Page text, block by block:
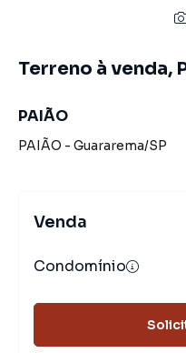
Terreno à venda,
PAIÃO
PAIÃO - Guararema/SP
Venda
Condomínio